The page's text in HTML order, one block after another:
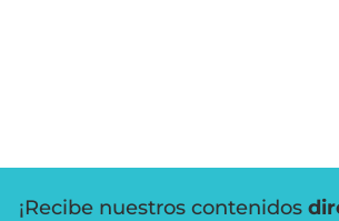
¡Recibe nuestros contenidos